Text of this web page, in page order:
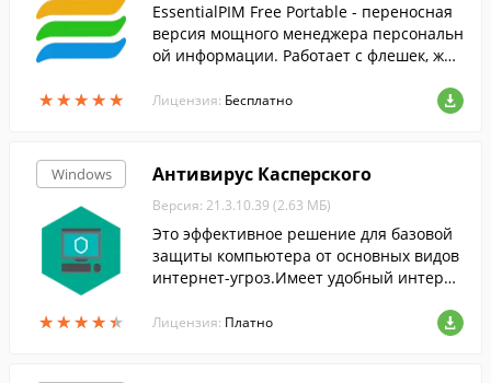
★★★★★
★★★★★
EssentialPIM Free Portable - переносная
версия мощного менеджера персональн
ой информации. Работает с флешек, жес
Лицензия: Бесплатно
Windows
★★★★★
★★★★★
Антивирус Касперского
Версия: 21.3.10.39 (2.63 МБ)
Это эффективное решение для базовой
защиты компьютера от основных видов
интернет-угроз.Имеет удобный интерфе
телю настройки.
Лицензия: Платно